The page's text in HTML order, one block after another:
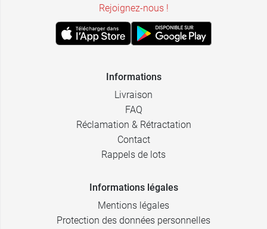
Rejoignez-nous !
Informations
Livraison
FAQ
Réclamation & Rétractation
Contact
Rappels de lots
Informations légales
Mentions légales
Protection des données personnelles